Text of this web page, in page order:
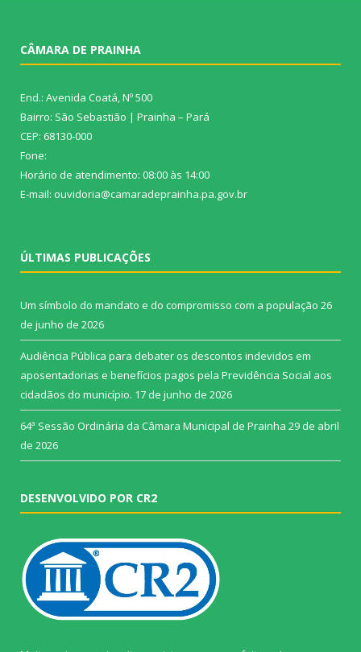
CÂMARA DE PRAINHA
End.: Avenida Coatá, Nº 500
Bairro: São Sebastião | Prainha – Pará
CEP: 68130-000
Fone:
Horário de atendimento: 08:00 às 14:00
E-mail: ouvidoria@camaradeprainha.pa.gov.br
ÚLTIMAS PUBLICAÇÕES
Um símbolo do mandato e do compromisso com a população 26
de junho de 2026
Audiência Pública para debater os descontos indevidos em
aposentadorias e benefícios pagos pela Previdência Social aos
cidadãos do município. 17 de junho de 2026
64ª Sessão Ordinária da Câmara Municipal de Prainha 29 de abril
de 2026
DESENVOLVIDO POR CR2